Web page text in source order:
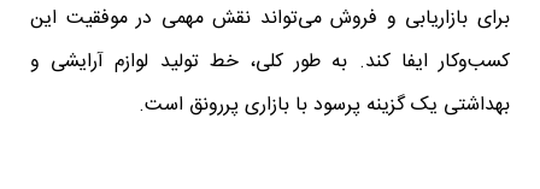
برای بازاریابی و فروش می‌تواند نقش مهمی در موفقیت این
کسب‌وکار ایفا کند. به طور کلی، خط تولید لوازم آرایشی و
بهداشتی یک گزینه پرسود با بازاری پررونق است.